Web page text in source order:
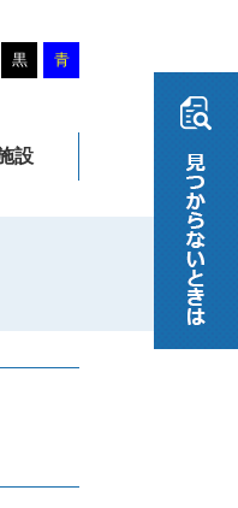
黒 青
設